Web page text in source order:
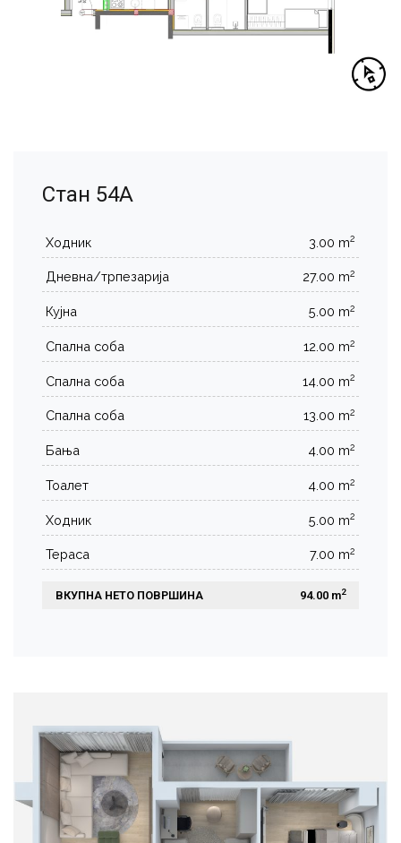
Стан 54А
Ходник 3.00 m2
Дневна/трпезарија 27.00 m2
Кујна 5.00 m2
Спална соба 12.00 m2
Спална соба 14.00 m2
Спална соба 13.00 m2
Бања 4.00 m2
Тоалет 4.00 m2
Ходник 5.00 m2
Тераса 7.00 m2
ВКУПНА НЕТО ПОВРШИНА 94.00 m2